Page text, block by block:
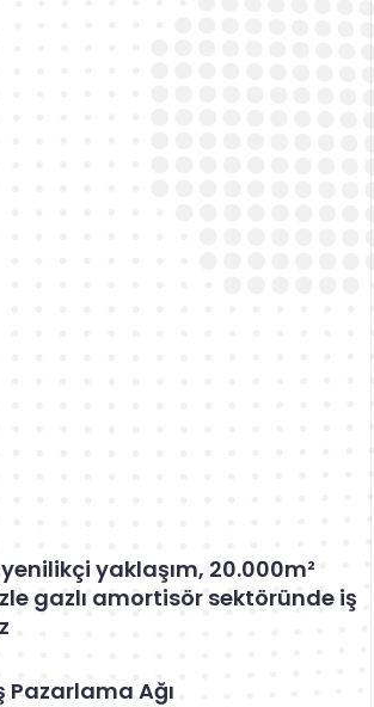
yaklaşım, 20.000m²
gazlı amortisör sektöründe iş
Pazarlama Ağı